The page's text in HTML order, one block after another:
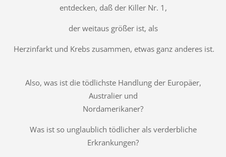
entdecken, daß der Killer Nr. 1,
der weitaus größer ist, als
Herzinfarkt und Krebs zusammen, etwas ganz anderes ist.
Also, was ist die tödlichste Handlung der Europäer,
Australier und
Nordamerikaner?
Was ist so unglaublich tödlicher als verderbliche
Erkrankungen?